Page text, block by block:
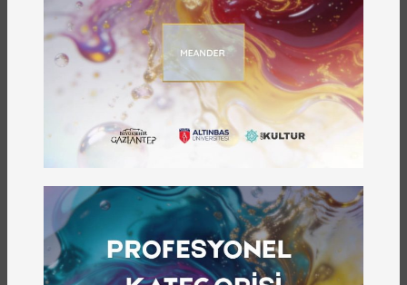
ustalaşarak ilerleyen bir yayın olma yolunda.
Sizler için daha maceralı, daha keyifli ve daha
farklı öykü ve resimler hazırlıyoruz. Bizim
isteğimiz dergimizi okurken aynı zamanda yazı ve
şiirlerinizi bir sonraki sayılarımızda yayımlamak
üzere bizlerle paylaşmanızdır.
Sonraki